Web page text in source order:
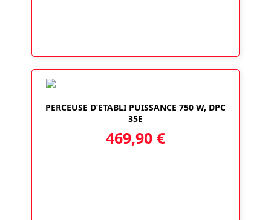
PERCEUSE D’ETABLI PUISSANCE 750 W, DPC
35E
469,90 €